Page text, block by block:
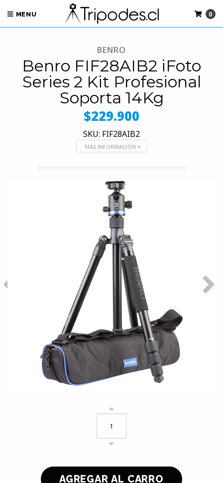
MENU 0
BENRO
Benro FIF28AIB2 iFoto
Series 2 Kit Profesional
Soporta 14Kg
$229.900
SKU: FIF28AIB2
MÁS INFORMACIÓN